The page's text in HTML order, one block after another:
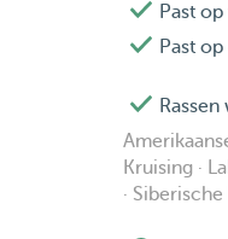
Past
Past
Kruising ·
·